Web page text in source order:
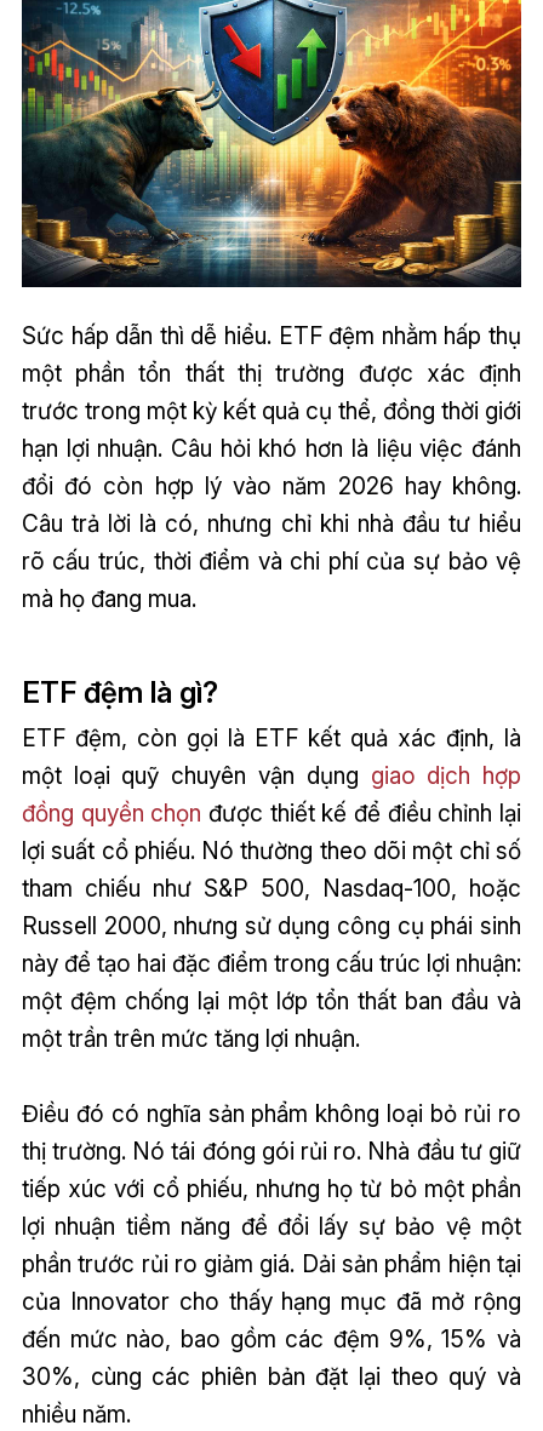
Sức hấp dẫn thì dễ hiểu. ETF đệm nhằm hấp thụ
một phần tổn thất thị trường được xác định
trước trong một kỳ kết quả cụ thể, đồng thời giới
hạn lợi nhuận. Câu hỏi khó hơn là liệu việc đánh
đổi đó còn hợp lý vào năm 2026 hay không.
Câu trả lời là có, nhưng chỉ khi nhà đầu tư hiểu
rõ cấu trúc, thời điểm và chi phí của sự bảo vệ
mà họ đang mua.
ETF đệm là gì?
ETF đệm, còn gọi là ETF kết quả xác định, là
một loại quỹ chuyên vận dụng giao dịch hợp
đồng quyền chọn được thiết kế để điều chỉnh lại
lợi suất cổ phiếu. Nó thường theo dõi một chỉ số
tham chiếu như S&P 500, Nasdaq-100, hoặc
Russell 2000, nhưng sử dụng công cụ phái sinh
này để tạo hai đặc điểm trong cấu trúc lợi nhuận:
một đệm chống lại một lớp tổn thất ban đầu và
một trần trên mức tăng lợi nhuận.
Điều đó có nghĩa sản phẩm không loại bỏ rủi ro
thị trường. Nó tái đóng gói rủi ro. Nhà đầu tư giữ
tiếp xúc với cổ phiếu, nhưng họ từ bỏ một phần
lợi nhuận tiềm năng để đổi lấy sự bảo vệ một
phần trước rủi ro giảm giá. Dải sản phẩm hiện tại
của Innovator cho thấy hạng mục đã mở rộng
đến mức nào, bao gồm các đệm 9%, 15% và
30%, cùng các phiên bản đặt lại theo quý và
nhiều năm.